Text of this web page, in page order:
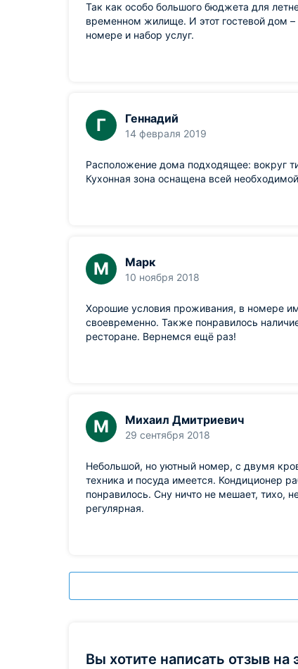
Так как особо большого бюджета для
временном жилище. И этот гостевой дом –
номере и набор услуг.
Г Геннадий
14 февраля 2019
Расположение дома подходящее: вокруг
Кухонная зона оснащена всей
М Марк
10 ноября 2018
Хорошие условия проживания, в номере
своевременно. Также понравилось
ресторане. Вернемся ещё раз!
М Михаил Дмитриевич
29 сентября 2018
Небольшой, но уютный номер, с двумя
техника и посуда имеется. Кондиционер
понравилось. Сну ничто не мешает, тихо,
регулярная.
Вы хотите написать отзыв на